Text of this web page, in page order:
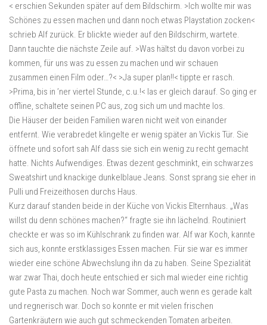
< erschien Sekunden später auf dem Bildschirm. >Ich wollte mir was
Schönes zu essen machen und dann noch etwas Playstation zocken<
schrieb Alf zurück. Er blickte wieder auf den Bildschirm, wartete.
Dann tauchte die nächste Zeile auf. >Was hältst du davon vorbei zu
kommen, für uns was zu essen zu machen und wir schauen
zusammen einen Film oder…?< >Ja super plan!!< tippte er rasch.
>Prima, bis in ’ner viertel Stunde, c.u.!< las er gleich darauf. So ging er
offline, schaltete seinen PC aus, zog sich um und machte los.
Die Häuser der beiden Familien waren nicht weit von einander
entfernt. Wie verabredet klingelte er wenig später an Vickis Tür. Sie
öffnete und sofort sah Alf dass sie sich ein wenig zu recht gemacht
hatte. Nichts Aufwendiges. Etwas dezent geschminkt, ein schwarzes
Sweatshirt und knackige dunkelblaue Jeans. Sonst sprang sie eher in
Pulli und Freizeithosen durchs Haus.
Kurz darauf standen beide in der Küche von Vickis Elternhaus. „Was
willst du denn schönes machen?“ fragte sie ihn lächelnd. Routiniert
checkte er was so im Kühlschrank zu finden war. Alf war Koch, kannte
sich aus, konnte erstklassiges Essen machen. Für sie war es immer
wieder eine schöne Abwechslung ihn da zu haben. Seine Spezialität
war zwar Thai, doch heute entschied er sich mal wieder eine richtig
gute Pasta zu machen. Noch war Sommer, auch wenn es gerade kalt
und regnerisch war. Doch so konnte er mit vielen frischen
Gartenkräutern wie auch gut schmeckenden Tomaten arbeiten.